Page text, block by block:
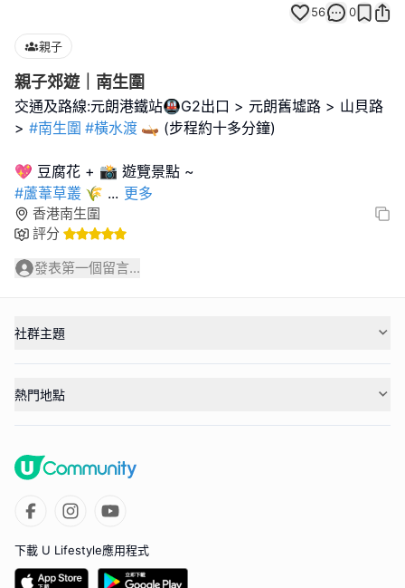
56 0
親子
親子郊遊｜南生圍
交通及路線:元朗港鐵站🚇G2出口 > 元朗舊墟路 > 山貝路
> #南生圍 #橫水渡 🛶 (步程約十多分鐘)
#蘆葦草叢 🌾 ... 更多
香港南生圍
評分
發表第一個留言...
社群主題
熱門地點
下載 U Lifestyle應用程式